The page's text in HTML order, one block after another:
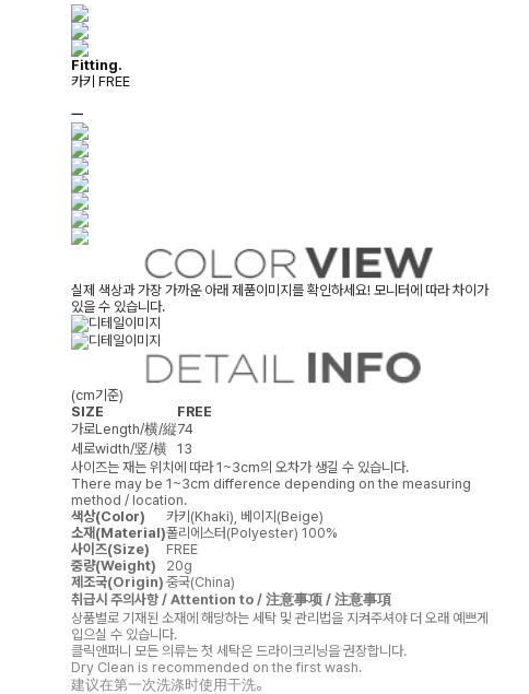
Fitting.
카키 FREE
ㅡ
실제 색상과 가장 가까운 아래 제품이미지를 확인하세요! 모니터에 따라 차이가
있을 수 있습니다.
(cm기준)
SIZE
FREE
가로Length/横/縦74
세로width/竖/横 13
사이즈는 재는 위치에 따라 1~3cm의 오차가 생길 수 있습니다.
There may be 1~3cm difference depending on the measuring
method / location.
색상(Color)
카키(Khaki), 베이지(Beige)
소재(Material)폴리에스터(Polyester) 100%
사이즈(Size)
FREE
중량(Weight)
20g
제조국(Origin) 중국(China)
취급시 주의사항 / Attention to / 注意事项 / 注意事項
상품별로 기재된 소재에 해당하는 세탁 및 관리법을 지켜주셔야 더 오래 예쁘게
입으실 수 있습니다.
클릭앤퍼니 모든 의류는 첫 세탁은 드라이크리닝을 권장합니다.
Dry Clean is recommended on the first wash.
建议在第一次洗涤时使用干洗。